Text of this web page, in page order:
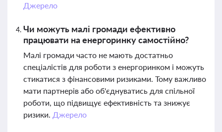
Джерело
Чи можуть малі громади ефективно
працювати на енергоринку самостійно?
Малі громади часто не мають достатньо
спеціалістів для роботи з енергоринком і можуть
стикатися з фінансовими ризиками. Тому важливо
мати партнерів або об'єднуватись для спільної
роботи, що підвищує ефективність та знижує
ризики. Джерело